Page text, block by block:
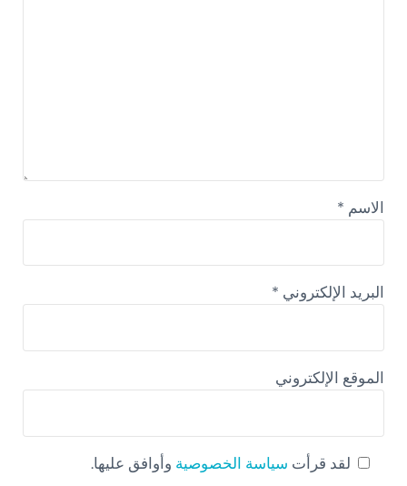
الاسم *
البريد الإلكتروني *
الموقع الإلكتروني
لقد قرأت سياسة الخصوصية وأوافق عليها.